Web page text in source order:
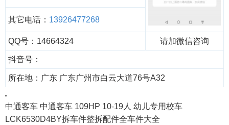
其它电话： 13926477268
QQ号：14664324 请加微信咨询
抖音号：
所在地：广东 广东广州市白云大道76号A32
中通客车 中通客车 109HP 10-19人 幼儿专用校车
LCK6530D4BY拆车件整拆配件全车件大全